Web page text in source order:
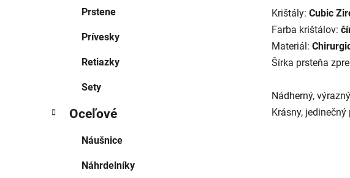
Prstene
Prívesky
Retiazky
Sety
Oceľové
Náušnice
Náhrdelníky
Krištály: Cubic
Farba krištálov:
Materiál:
Šírka prsteňa
Nádherný,
Krásny, jedinečný